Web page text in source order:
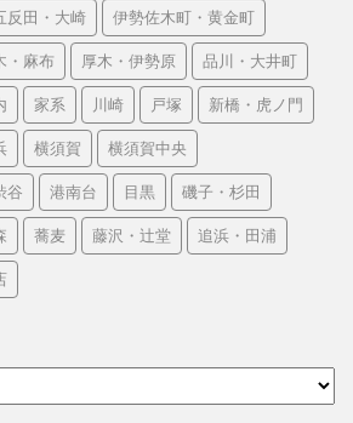
反田・大崎 伊勢佐木町・黄金町
・麻布 厚木・伊勢原 品川・大井町
家系 川崎 戸塚 新橋・虎ノ門
横須賀 横須賀中央
谷 港南台 目黒 磯子・杉田
蕎麦 藤沢・辻堂 追浜・田浦